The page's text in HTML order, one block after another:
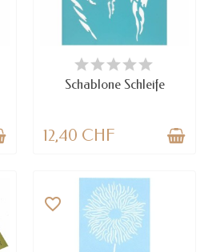
VERFÜGBAR
Schablone Schleife
12,40 CHF
favorite_border